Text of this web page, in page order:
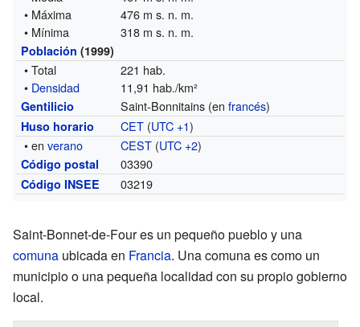
• Máxima
476 m s. n. m.
• Mínima
318 m s. n. m.
Población (1999)
• Total
221 hab.
• Densidad 11,91 hab./km²
Gentilicio Saint-Bonnitains (enfrancés)
Huso horario CET (UTC +1)
• enverano CEST (UTC +2)
Código postal 03390
Código INSEE 03219
Saint-Bonnet-de-Four es un pequeño pueblo y una
comuna ubicada en Francia. Una comuna es como un
municipio o una pequeña localidad con su propio gobierno
local.